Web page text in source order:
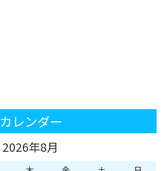
カレンダー
2026年8月